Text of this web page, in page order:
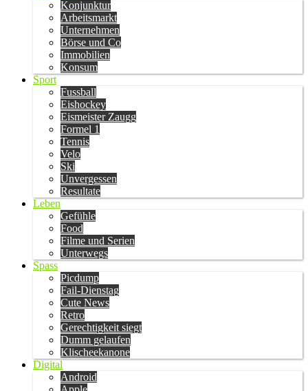
Konjunktur
Arbeitsmarkt
Unternehmen
Börse und Co
Immobilien
Konsum
Sport
Fussball
Eishockey
Eismeister Zaugg
Formel 1
Tennis
Velo
Ski
Unvergessen
Resultate
Leben
Gefühle
Food
Filme und Serien
Unterwegs
Spass
Picdump
Fail-Dienstag
Cute News
Retro
Gerechtigkeit siegt
Dumm gelaufen
Klischeekanone
Digital
Android